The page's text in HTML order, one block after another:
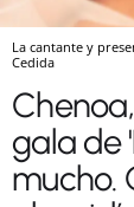
La cantante y
Cedida
gala de
mucho.